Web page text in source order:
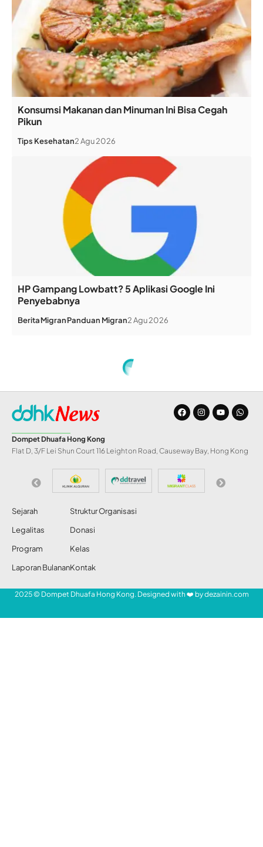
Konsumsi Makanan dan Minuman Ini Bisa Cegah
Pikun
Tips Kesehatan2 Agu 2026
HP Gampang Lowbatt? 5 Aplikasi Google Ini
Penyebabnya
BeritaMigranPanduan Migran2 Agu 2026
Semesta Hijau DD: Pemberdayaan Berbasis Lingkungan
INFO DD
Semesta Hijau DD:
Pemberdayaan
Berbasis Lingkungan
2 Jun 2014
62 Views
Share
menggulirkan program peduli lingkungan